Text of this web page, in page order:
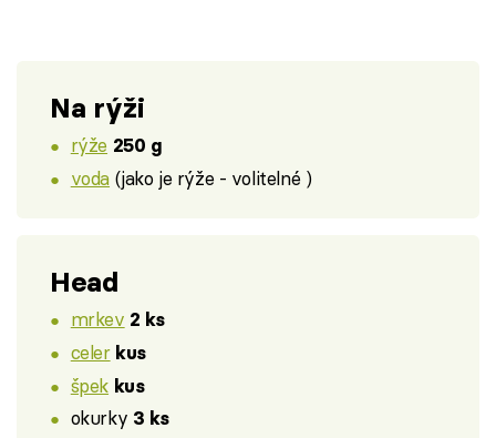
Na rýži
rýže 250 g
voda (jako je rýže - volitelné )
Head
mrkev 2 ks
celer kus
špek kus
okurky 3 ks